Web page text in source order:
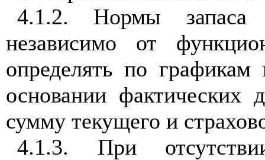
4.1.2. Нормы запаса
независимо от
определять по
основании
сумму текущего и
4.1.3. При